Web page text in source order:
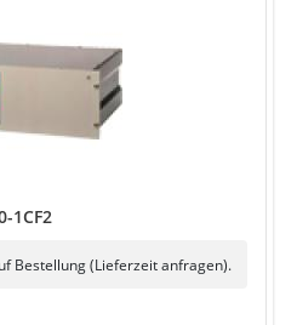
1CF2
Bestellung (Lieferzeit anfragen).